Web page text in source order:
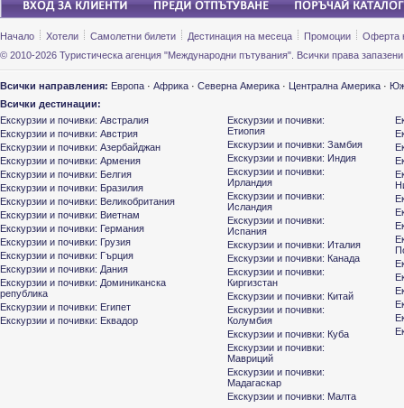
Начало Хотели Самолетни билети Дестинация на месеца Промоции
Оферта
© 2010-2026 Туристическа агенция "Международни пътувания". Всички права
Всички направления: Европа · Африка · Северна Америка · Централна Америка ·
Всички дестинации:
Екскурзии и почивки: Австралия
Екскурзии и почивки: Австрия
Екскурзии и почивки: Азербайджан
Екскурзии и почивки: Армения
Екскурзии и почивки: Белгия
Екскурзии и почивки: Бразилия
Екскурзии и почивки: Великобритания
Екскурзии и почивки: Виетнам
Екскурзии и почивки: Германия
Екскурзии и почивки: Грузия
Екскурзии и почивки: Гърция
Екскурзии и почивки: Дания
Екскурзии и почивки: Доминиканска
република
Екскурзии и почивки: Египет
Екскурзии и почивки: Еквадор
Екскурзии и почивки:
Етиопия
Екскурзии и почивки: Замбия
Екскурзии и почивки: Индия
Екскурзии и почивки:
Ирландия
Екскурзии и почивки:
Исландия
Екскурзии и почивки:
Испания
Екскурзии и почивки: Италия
Екскурзии и почивки: Канада
Екскурзии и почивки:
Киргизстан
Екскурзии и почивки: Китай
Екскурзии и почивки:
Колумбия
Екскурзии и почивки: Куба
Екскурзии и почивки:
Мавриций
Екскурзии и почивки:
Мадагаскар
Екскурзии и почивки: Малта